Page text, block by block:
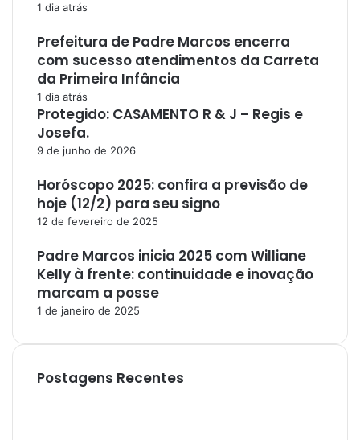
1 dia atrás
Prefeitura de Padre Marcos encerra
com sucesso atendimentos da Carreta
da Primeira Infância
1 dia atrás
Protegido: CASAMENTO R & J – Regis e
Josefa.
9 de junho de 2026
Horóscopo 2025: confira a previsão de
hoje (12/2) para seu signo
12 de fevereiro de 2025
Padre Marcos inicia 2025 com Williane
Kelly à frente: continuidade e inovação
marcam a posse
1 de janeiro de 2025
Postagens Recentes